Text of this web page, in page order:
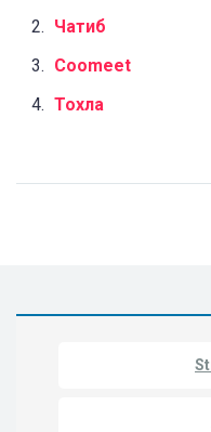
Чатиб
Coomeet
Тохла